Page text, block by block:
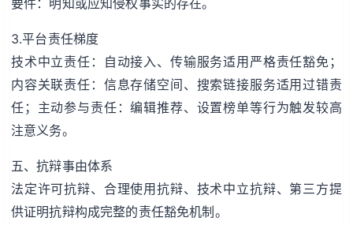
3.平台责任梯度
技术中立责任：自动接入、传输服务适用严格责任豁免；
内容关联责任：信息存储空间、搜索链接服务适用过错责
任；主动参与责任：编辑推荐、设置榜单等行为触发较高
注意义务。
五、抗辩事由体系
法定许可抗辩、合理使用抗辩、技术中立抗辩、第三方提
供证明抗辩构成完整的责任豁免机制。